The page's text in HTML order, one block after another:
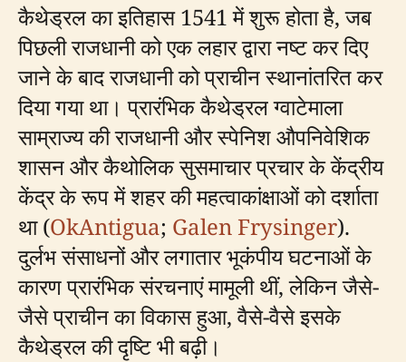
कैथेड्रल का इतिहास 1541 में शुरू होता है, जब
पिछली राजधानी को एक लहार द्वारा नष्ट कर दिए
जाने के बाद राजधानी को प्राचीन स्थानांतरित कर
दिया गया था। प्रारंभिक कैथेड्रल ग्वाटेमाला
साम्राज्य की राजधानी और स्पेनिश औपनिवेशिक
शासन और कैथोलिक सुसमाचार प्रचार के केंद्रीय
केंद्र के रूप में शहर की महत्वाकांक्षाओं को दर्शाता
था (OkAntigua; Galen Frysinger).
दुर्लभ संसाधनों और लगातार भूकंपीय घटनाओं के
कारण प्रारंभिक संरचनाएं मामूली थीं, लेकिन जैसे-
जैसे प्राचीन का विकास हुआ, वैसे-वैसे इसके
कैथेड्रल की दृष्टि भी बढ़ी।